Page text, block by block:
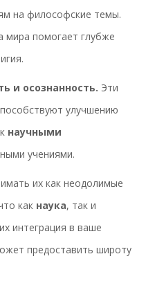
на философские темы.
мира помогает глубже
и осознанность. Эти
улучшению
научными
учениями.
их как неодолимые
как наука, так и
интеграция в ваше
предоставить широту